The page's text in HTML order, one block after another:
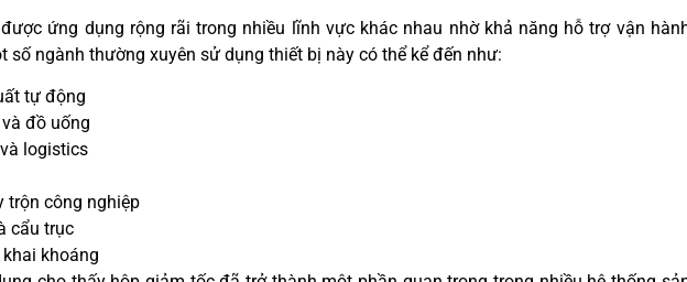
ứng dụng rộng rãi trong nhiều lĩnh vực khác nhau nhờ khả năng hỗ trợ vận
số ngành thường xuyên sử dụng thiết bị này có thể kể đến như:
tự động
đồ uống
logistics
trộn công nghiệp
cẩu trục
khoáng